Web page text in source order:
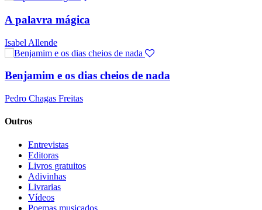
A palavra mágica
Isabel Allende
Benjamim e os dias cheios de nada
Pedro Chagas Freitas
Outros
Entrevistas
Editoras
Livros gratuitos
Adivinhas
Livrarias
Vídeos
Poemas musicados